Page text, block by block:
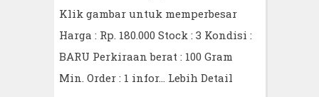
Klik gambar untuk memperbesar
Harga : Rp. 180.000 Stock : 3 Kondisi :
BARU Perkiraan berat : 100 Gram
Min. Order : 1 infor…
Lebih Detail